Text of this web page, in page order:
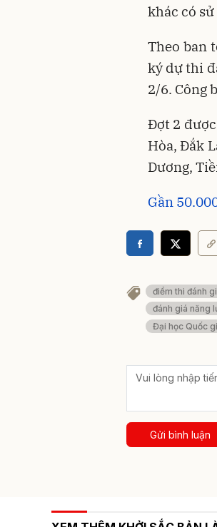
khác có
Theo ban
ký dự thi
2/6. Công
Đợt 2
Hòa, Đắk
Dương,
Gần
điểm thi đánh
đánh giá năng
Đại học Quốc
Gửi bình luận